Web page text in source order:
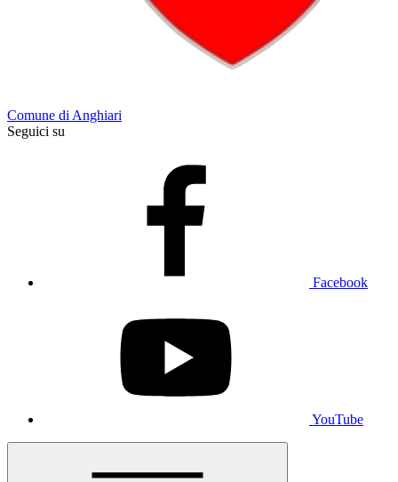
Comune di Anghiari
Seguici su
Facebook
YouTube